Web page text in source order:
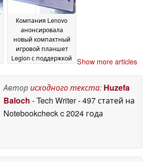
July 2026
Компания Lenovo
анонсировала
новый компактный
игровой планшет
Legion с поддержкой
Show more articles
Авторисходного текста: Huzefa
Baloch - Tech Writer- 497 статей на
Notebookcheckc 2024 года